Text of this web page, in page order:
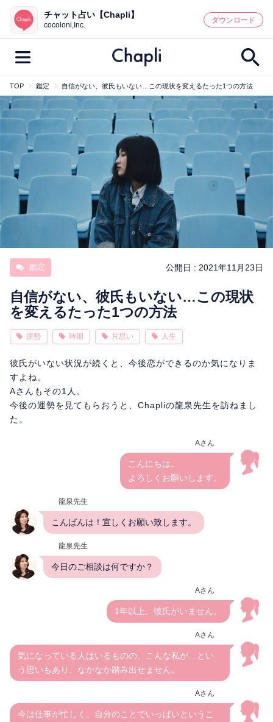
鑑定記事・占い師検索
最新記事一覧
人気記事一覧
カテゴリー別
占い師 キャンペーン
キーワード別
恋の行方 時期
今週の運勢 彼氏 片思い 結婚
相性
チャット占い【Chapli】
cocoloni,Inc.
ダウンロード
TOP 鑑定 自信がない、彼氏もいない…この現状を変えるたった1つの方法
鑑定 公開日 : 2021年11月23日
自信がない、彼氏もいない…この現状
を変えるたった1つの方法
運勢 時期 片思い 人生
彼氏がいない状況が続くと、今後恋ができるのか気になりま
すよね。
Aさんもその1人。
今後の運勢を見てもらおうと、Chapliの龍泉先生を訪ねまし
た。
Aさん
こんにちは。
よろしくお願いします。
龍泉先生
こんばんは！宜しくお願い致します。
龍泉先生
今日のご相談は何ですか？
Aさん
1年以上、彼氏がいません。
Aさん
気になっている人はいるものの、こんな私が…とい
う思いもあり、なかなか踏み出せません。
Aさん
今は仕事が忙しく、自分のことでいっぱいというこ